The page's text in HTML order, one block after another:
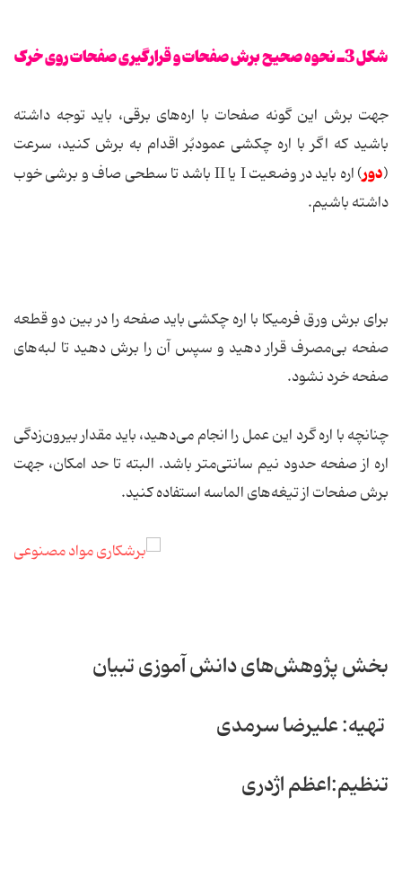
شکل 3ـ نحوه صحیح برش صفحات و قرارگیری صفحات روی خرک
جهت برش این گونه صفحات با اره‌های برقی، باید توجه داشته
باشید که اگر با اره چکشی عمودبُر اقدام به برش کنید، سرعت
(دور
) اره باید در وضعیت I یا II باشد تا سطحی صاف و برشی خوب
داشته باشیم.
برای برش ورق فرمیکا با اره چکشی باید صفحه را در بین دو قطعه
صفحه بی‌مصرف قرار دهید و سپس آن را برش دهید تا لبه‌های
صفحه خرد نشود.
چنانچه با اره گرد این عمل را انجام می‌دهید، باید مقدار بیرون‌زدگی
اره از صفحه حدود نیم سانتی‌متر باشد. البته تا حد امکان، جهت
برش صفحات از تیغه‌های الماسه استفاده کنید.
بخش پژوهش‌های دانش آموزی تبیان
تهیه: علیرضا سرمدی
تنظیم:اعظم اژدری